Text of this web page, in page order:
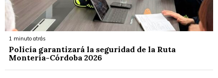
1 minuto atrás
Policía garantizará la seguridad de la Ruta
Montería-Córdoba 2026